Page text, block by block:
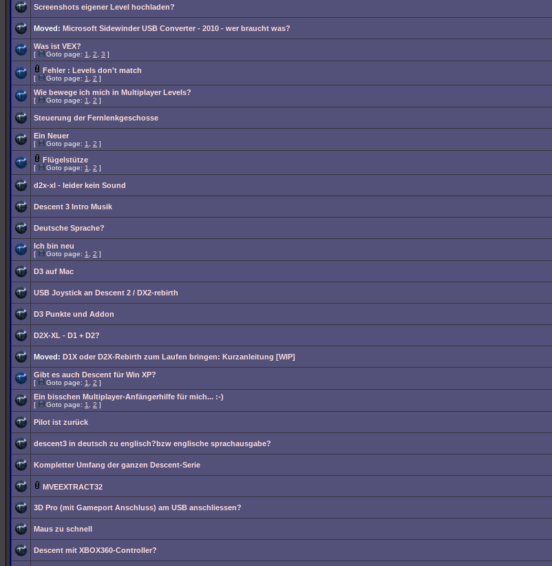
Screenshots eigener Level hochladen?
Moved: Microsoft Sidewinder USB Converter - 2010 - wer braucht was?
Was ist VEX?
[ Goto page: 1 2 3 ]
Fehler : Levels don't match
[ Goto page: 1 2 ]
Wie bewege ich mich in Multiplayer Levels?
[ Goto page: 1 2 ]
Steuerung der Fernlenkgeschosse
Ein Neuer
[ Goto page: 1 2 ]
Flügelstütze
[ Goto page: 1 2 ]
d2x-xl - leider kein Sound
Descent 3 Intro Musik
Deutsche Sprache?
Ich bin neu
[ Goto page: 1 2 ]
D3 auf Mac
USB Joystick an Descent 2 / DX2-rebirth
D3 Punkte und Addon
D2X-XL - D1 + D2?
Moved: D1X oder D2X-Rebirth zum Laufen bringen: Kurzanleitung [WIP]
Gibt es auch Descent für Win XP?
[ Goto page: 1 2 ]
Ein bisschen Multiplayer-Anfängerhilfe für mich... :-)
[ Goto page: 1 2 ]
Pilot ist zurück
descent3 in deutsch zu englisch?bzw englische sprachausgabe?
Kompletter Umfang der ganzen Descent-Serie
MVEEXTRACT32
3D Pro (mit Gameport Anschluss) am USB anschliessen?
Maus zu schnell
Descent mit XBOX360-Controller?